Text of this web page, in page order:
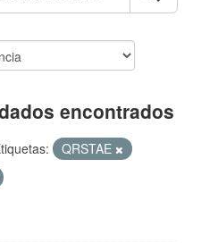
encontrados
QRSTAE